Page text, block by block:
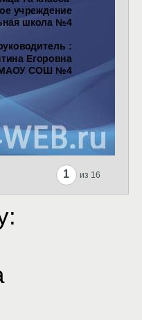
1 из 16